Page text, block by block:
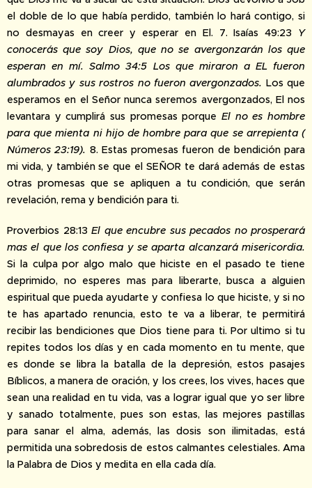
el doble de lo que había perdido, también lo hará contigo, si
no desmayas en creer y esperar en El. 7. Isaías 49:23 Y
conocerás que soy Dios, que no se avergonzarán los que
esperan en mí. Salmo 34:5 Los que miraron a EL fueron
alumbrados y sus rostros no fueron avergonzados. Los que
esperamos en el Señor nunca seremos avergonzados, El nos
levantara y cumplirá sus promesas porque El no es hombre
para que mienta ni hijo de hombre para que se arrepienta (
Números 23:19). 8. Estas promesas fueron de bendición para
mi vida, y también se que el SEÑOR te dará además de estas
otras promesas que se apliquen a tu condición, que serán
revelación, rema y bendición para ti.
Proverbios 28:13 El que encubre sus pecados no prosperará
mas el que los confiesa y se aparta alcanzará misericordia.
Si la culpa por algo malo que hiciste en el pasado te tiene
deprimido, no esperes mas para liberarte, busca a alguien
espiritual que pueda ayudarte y confiesa lo que hiciste, y si no
te has apartado renuncia, esto te va a liberar, te permitirá
recibir las bendiciones que Dios tiene para ti. Por ultimo si tu
repites todos los días y en cada momento en tu mente, que
es donde se libra la batalla de la depresión, estos pasajes
Bíblicos, a manera de oración, y los crees, los vives, haces que
sean una realidad en tu vida, vas a lograr igual que yo ser libre
y sanado totalmente, pues son estas, las mejores pastillas
para sanar el alma, además, las dosis son ilimitadas, está
permitida una sobredosis de estos calmantes celestiales. Ama
la Palabra de Dios y medita en ella cada día.